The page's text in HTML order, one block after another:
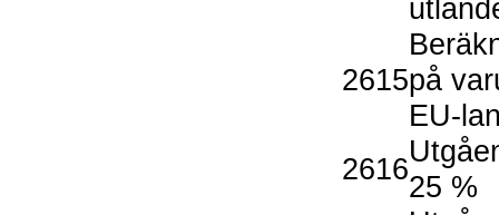
2615på
EU-
2616
25 %